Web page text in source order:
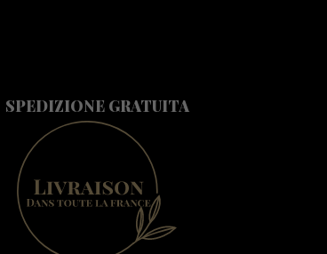
SPEDIZIONE GRATUITA